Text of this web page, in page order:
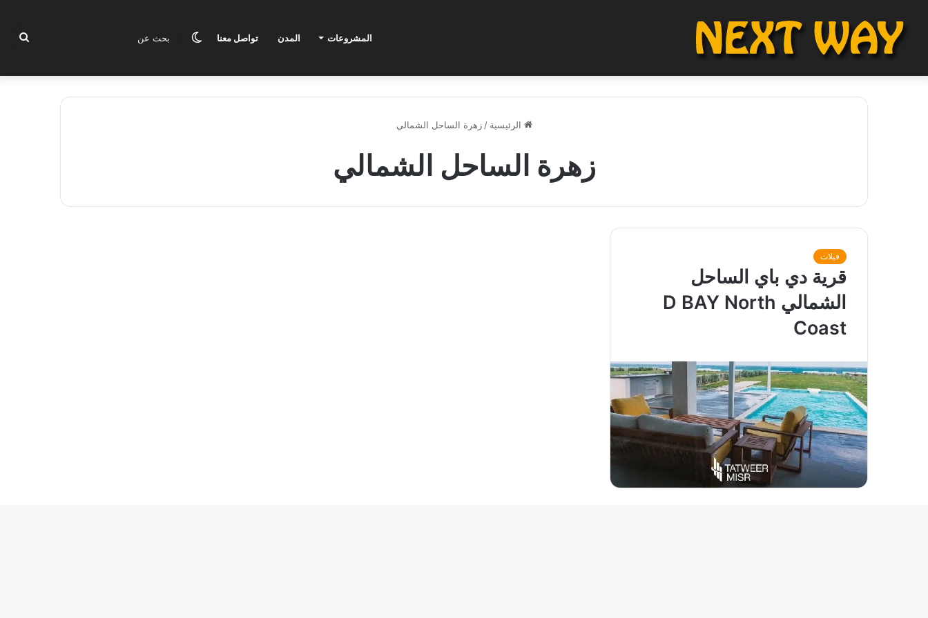
المشروعات المدن تواصل معنا بحث الوضع
الرئيسية / زهرة الساحل الشمالي
زهرة الساحل الشمالي
فيلات
قرية دي باي الساحل
الشمالي D BAY North
Coast